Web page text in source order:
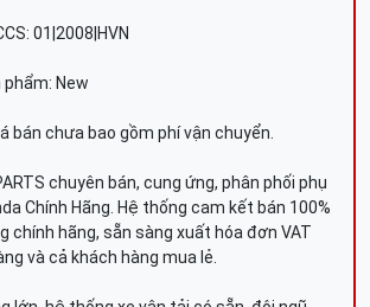
01|2008|HVN
New
bán chưa bao gồm phí vận chuyển.
chuyên bán, cung ứng, phân phối phụ
Chính Hãng. Hệ thống cam kết bán 100%
chính hãng, sẵn sàng xuất hóa đơn VAT
và cả khách hàng mua lẻ.